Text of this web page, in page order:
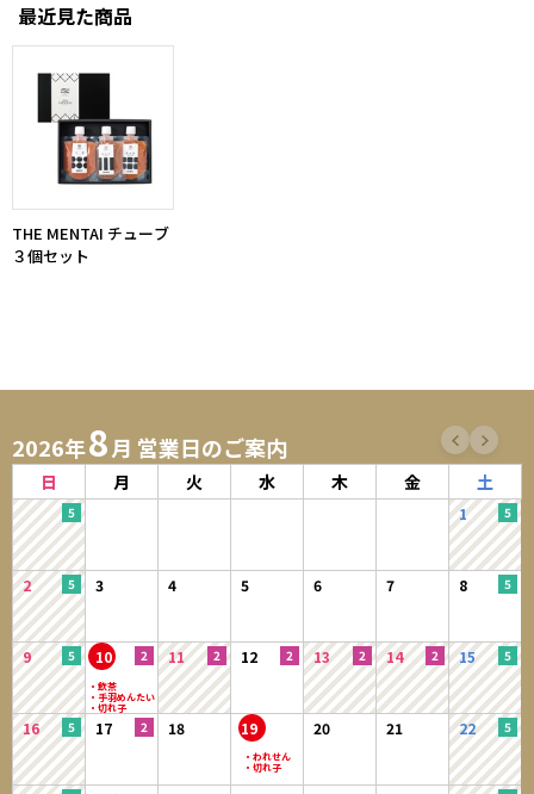
最近見た商品
THE MENTAI チューブ
３個セット
2026年8月 営業日のご案内
日 月 火 水 木 金 土
1
2 3 4 5 6 7 8
9 10 11 12 13 14 15
16 17 18 19 20 21 22